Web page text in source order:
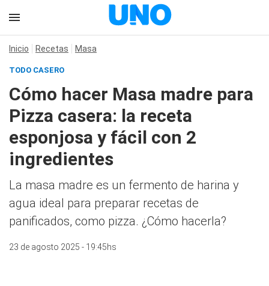
Inicio Recetas Masa
TODO CASERO
Cómo hacer Masa madre para
Pizza casera: la receta
esponjosa y fácil con 2
ingredientes
La masa madre es un fermento de harina y
agua ideal para preparar recetas de
panificados, como pizza. ¿Cómo hacerla?
23 de agosto 2025 - 19:45hs